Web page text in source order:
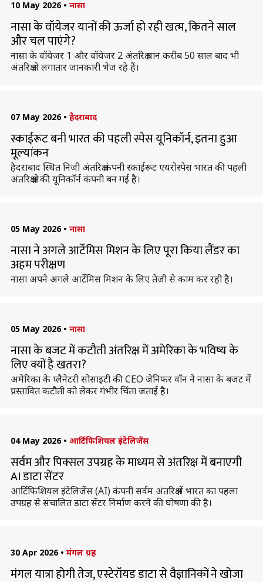
10 May 2026 • नासा
नासा के वॉयेजर यानों की ऊर्जा हो रही खत्म, कितने साल
और चल पाएंगे?
नासा के वॉयेजर 1 और वॉयेजर 2 अंतरिक्ष यान करीब 50 साल बाद भी
अंतरिक्ष से लगातार जानकारी भेज रहे हैं।
07 May 2026 • हैदराबाद
स्काईरूट बनी भारत की पहली स्पेस यूनिकॉर्न, इतना हुआ
मूल्यांकन
हैदराबाद स्थित निजी अंतरिक्ष कंपनी स्काईरूट एयरोस्पेस भारत की पहली
अंतरिक्ष क्षेत्र की यूनिकॉर्न कंपनी बन गई है।
05 May 2026 • नासा
नासा ने अगले आर्टेमिस मिशन के लिए पूरा किया लैंडर का
अहम परीक्षण
नासा अपने अगले आर्टेमिस मिशन के लिए तेजी से काम कर रही है।
05 May 2026 • नासा
नासा के बजट में कटौती अंतरिक्ष में अमेरिका के भविष्य के
लिए क्यों है खतरा?
अमेरिका के प्लैनेटरी सोसाइटी की CEO जेनिफर वॉन ने नासा के बजट में
प्रस्तावित कटौती को लेकर गंभीर चिंता जताई है।
04 May 2026 • आर्टिफिशियल इंटेलिजेंस
सर्वम और पिक्सल उपग्रह के माध्यम से अंतरिक्ष में बनाएगी
AI डाटा सेंटर
आर्टिफिशियल इंटेलिजेंस (AI) कंपनी सर्वम अंतरिक्ष में भारत का पहला
उपग्रह से संचालित डाटा सेंटर निर्माण करने की घोषणा की है।
30 Apr 2026 • मंगल ग्रह
मंगल यात्रा होगी तेज, एस्टेरॉयड डाटा से वैज्ञानिकों ने खोजा